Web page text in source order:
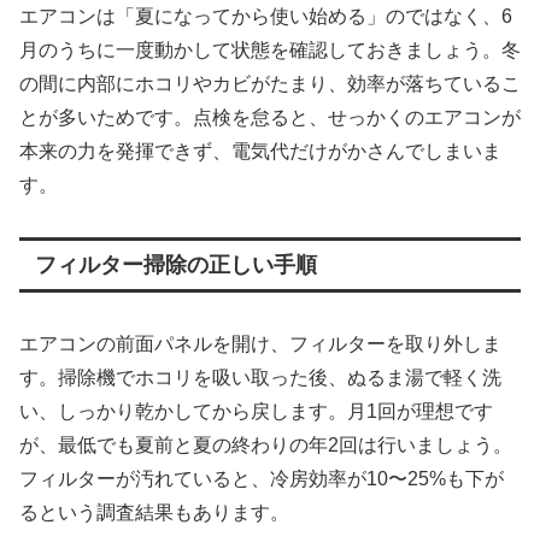
エアコンは「夏になってから使い始める」のではなく、6
月のうちに一度動かして状態を確認しておきましょう。冬
の間に内部にホコリやカビがたまり、効率が落ちているこ
とが多いためです。点検を怠ると、せっかくのエアコンが
本来の力を発揮できず、電気代だけがかさんでしまいま
す。
フィルター掃除の正しい手順
エアコンの前面パネルを開け、フィルターを取り外しま
す。掃除機でホコリを吸い取った後、ぬるま湯で軽く洗
い、しっかり乾かしてから戻します。月1回が理想です
が、最低でも夏前と夏の終わりの年2回は行いましょう。
フィルターが汚れていると、冷房効率が10〜25%も下が
るという調査結果もあります。